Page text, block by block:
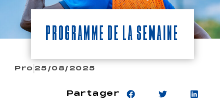
Programme de la semaine
Pro 25/08/2025
Partager